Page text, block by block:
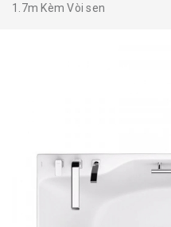
1.7m Kèm Vòi sen